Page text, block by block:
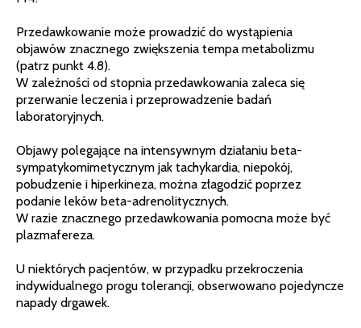
Przedawkowanie może prowadzić do wystąpienia
objawów znacznego zwiększenia tempa metabolizmu
(patrz punkt 4.8).
W zależności od stopnia przedawkowania zaleca się
przerwanie leczenia i przeprowadzenie badań
laboratoryjnych.
Objawy polegające na intensywnym działaniu beta-
sympatykomimetycznym jak tachykardia, niepokój,
pobudzenie i hiperkineza, można złagodzić poprzez
podanie leków beta-adrenolitycznych.
W razie znacznego przedawkowania pomocna może być
plazmafereza.
U niektórych pacjentów, w przypadku przekroczenia
indywidualnego progu tolerancji, obserwowano pojedyncze
napady drgawek.